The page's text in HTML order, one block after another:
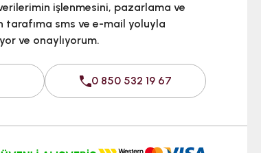
işlenmesini, pazarlama ve
tarafıma sms ve e-mail yoluyla
ve onaylıyorum.
0 850 532 19 67